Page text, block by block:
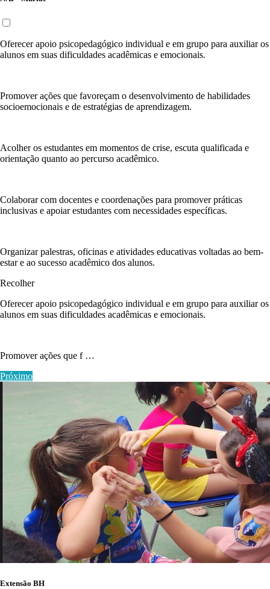
Oferecer apoio psicopedagógico individual e em grupo para auxiliar os
alunos em suas dificuldades acadêmicas e emocionais.
Promover ações que favoreçam o desenvolvimento de habilidades
socioemocionais e de estratégias de aprendizagem.
Acolher os estudantes em momentos de crise, escuta qualificada e
orientação quanto ao percurso acadêmico.
Colaborar com docentes e coordenações para promover práticas
inclusivas e apoiar estudantes com necessidades específicas.
Organizar palestras, oficinas e atividades educativas voltadas ao bem-
estar e ao sucesso acadêmico dos alunos.
Recolher
Oferecer apoio psicopedagógico individual e em grupo para auxiliar os
alunos em suas dificuldades acadêmicas e emocionais.
Promover ações que f …
Próximo
Extensão BH